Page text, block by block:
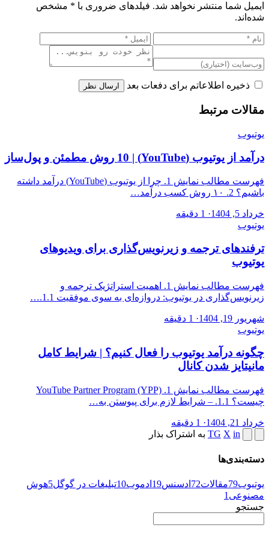
ایمیل شما منتشر نخواهد شد. فیلدهای ضروری با * مشخص
شده‌اند.
ذخیره اطلاعاتم برای دفعات بعد ارسال نظر
مقالات مرتبط
یوتیوب
درآمد از یوتیوب (YouTube) | 10 روش مطمئن و پول‌ساز
فهرست مطالب نمایش 1. چرا از یوتیوب (YouTube) درآمد داشته
باشیم؟ 2. ۱۰ روش‌ کسب درآمد…
خرداد 5, 1404 · 1 دقیقه
یوتیوب
ترفندهای ترجمه و زیرنویس‌گذاری برای ویدیوهای
یوتیوب
فهرست مطالب نمایش 1. اهمیت استراتژیک ترجمه و
زیرنویس‌گذاری در یوتیوب: دروازه‌ای به سوی موفقیت 1.1.…
شهریور 19, 1404 · 1 دقیقه
یوتیوب
چگونه درآمد یوتیوب را فعال کنیم؟ | شرایط کامل
مانیتایز شدن کانال
فهرست مطالب نمایش 1. YouTube Partner Program (YPP)
چیست؟ 1.1. – شرایط لازم برای پیوستن به…
خرداد 21, 1404 · 1 دقیقه
TG X in به اشتراک بذار
دسته‌بندی‌ها
یوتیوب79مقالات72 ادسنس19 ادموب10تبلیغات در گوگل5هوش
مصنوعی 1
جستجو